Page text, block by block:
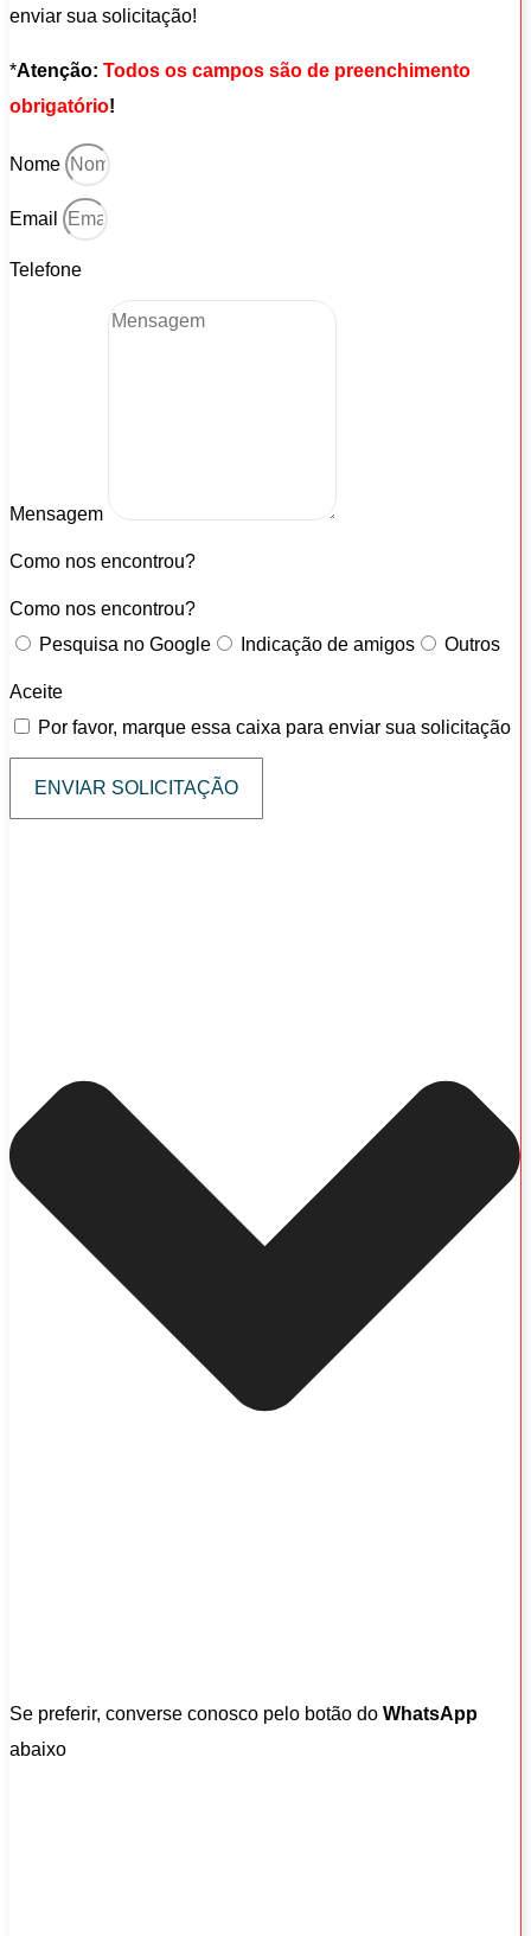
enviar sua solicitação!
*Atenção: Todos os campos são de preenchimento
obrigatório!
Nome
Email
Telefone
Mensagem
Como nos encontrou?
Como nos encontrou?
Pesquisa no Google
Indicação de amigos Outros
Aceite
Por favor, marque essa caixa para enviar sua solicitação
ENVIAR SOLICITAÇÃO
Se preferir, converse conosco pelo botão do WhatsApp
abaixo